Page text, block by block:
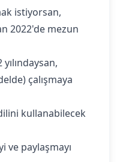
istiyorsan,
2022'de mezun
çalışmaya
kullanabilecek
ve paylaşmayı